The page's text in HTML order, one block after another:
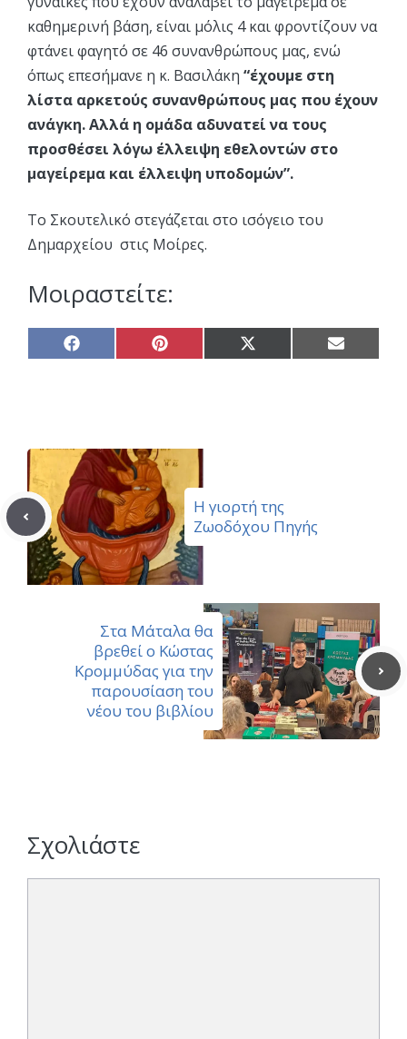
καθημερινή βάση, είναι μόλις 4 και φροντίζουν να
φτάνει φαγητό σε 46 συνανθρώπους μας, ενώ
όπως επεσήμανε η κ. Βασιλάκη “έχουμε στη
λίστα αρκετούς συνανθρώπους μας που έχουν
ανάγκη. Αλλά η ομάδα αδυνατεί να τους
προσθέσει λόγω έλλειψη εθελοντών στο
μαγείρεμα και έλλειψη υποδομών”.
Το Σκουτελικό στεγάζεται στο ισόγειο του
Δημαρχείου στις Μοίρες.
Μοιραστείτε:
Share
on
Share
on
Share
on
Share
on
Η γιορτή της
Ζωοδόχου Πηγής
Στα Μάταλα θα
βρεθεί ο Κώστας
Κρομμύδας για την
παρουσίαση του
νέου του βιβλίου
Σχολιάστε